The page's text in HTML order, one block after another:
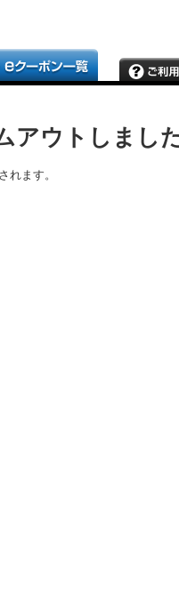
ウトしました
れます。